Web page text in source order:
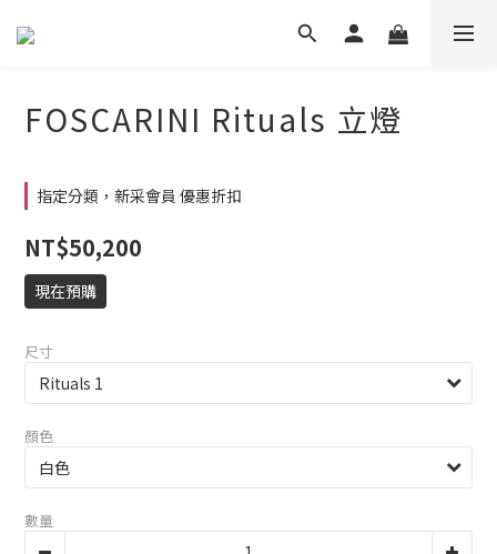
FOSCARINI Rituals 立燈
指定分類，新采會員 優惠折扣
NT$50,200
現在預購
尺寸
顏色
數量